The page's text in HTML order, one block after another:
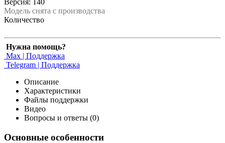
Модель снята с производства
Количество
Нужна помощь?
Max | Поддержка
Telegram | Поддержка
Описание
Характеристики
Файлы поддержки
Видео
Вопросы и ответы (0)
Основные особенности